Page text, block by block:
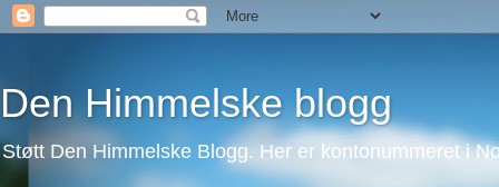
Den Himmelske blogg
Støtt Den Himmelske Blogg. Her er kontonummeret i